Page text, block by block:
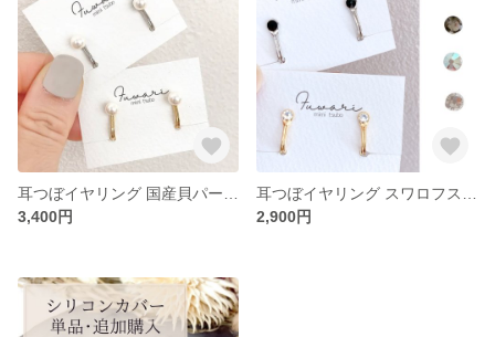
3,400円
2,900円